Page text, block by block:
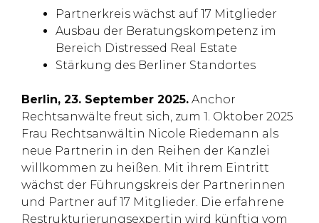
Partnerkreis wächst auf 17 Mitglieder
Ausbau der Beratungskompetenz im
Bereich Distressed Real Estate
Stärkung des Berliner Standortes
Berlin, 23. September 2025. Anchor
Rechtsanwälte freut sich, zum 1. Oktober 2025
Frau Rechtsanwältin Nicole Riedemann als
neue Partnerin in den Reihen der Kanzlei
willkommen zu heißen. Mit ihrem Eintritt
wächst der Führungskreis der Partnerinnen
und Partner auf 17 Mitglieder. Die erfahrene
Restrukturierungsexpertin wird künftig vom